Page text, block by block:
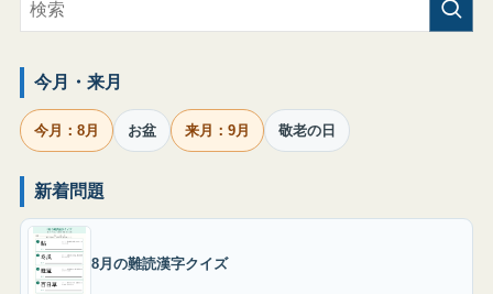
今月・来月
今月：8月 お盆 来月：9月 敬老の日
新着問題
8月の難読漢字クイズ